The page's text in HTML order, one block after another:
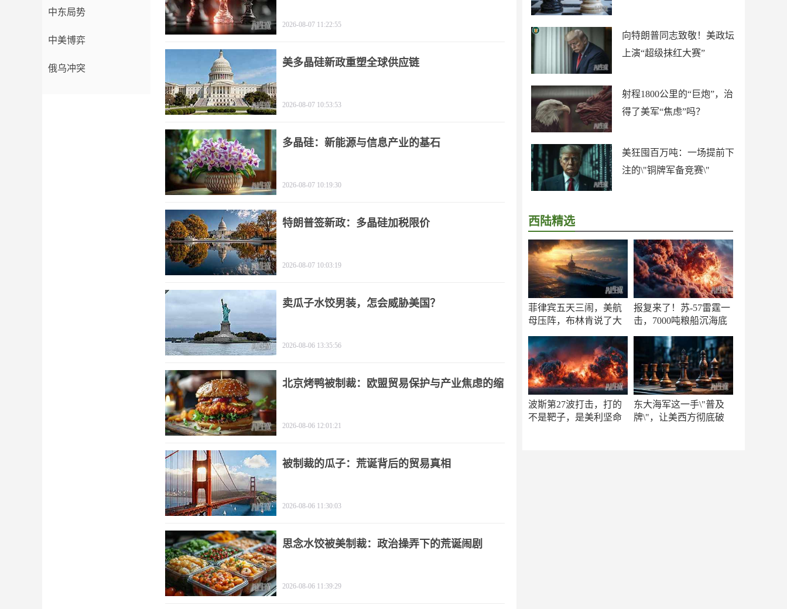
向特朗普同志致敬！美政坛
上演“超级抹红大赛”
射程1800公里的“巨炮”，治
得了美军“焦虑”吗？
美狂囤百万吨：一场提前下
注的\"铜牌军备竞赛\"
西陆精选
菲律宾五天三闹，美航
母压阵，布林肯说了大
报复来了！苏-57雷霆一
击，7000吨粮船沉海底
波斯第27波打击，打的
不是靶子，是美利坚命
东大海军这一手\"普及
牌\"，让美西方彻底破
中东局势
中美博弈
俄乌冲突
2026-08-07 11:22:55
美多晶硅新政重塑全球供应链
2026-08-07 10:53:53
多晶硅：新能源与信息产业的基石
2026-08-07 10:19:30
特朗普签新政：多晶硅加税限价
2026-08-07 10:03:19
卖瓜子水饺男装，怎会威胁美国？
2026-08-06 13:35:56
北京烤鸭被制裁：欧盟贸易保护与产业焦虑的缩
2026-08-06 12:01:21
被制裁的瓜子：荒诞背后的贸易真相
2026-08-06 11:30:03
思念水饺被美制裁：政治操弄下的荒诞闹剧
2026-08-06 11:39:29